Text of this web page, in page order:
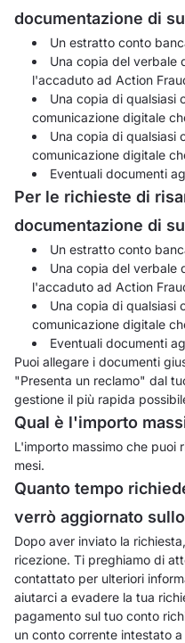
documentazione di
Un estratto conto
Una copia del verbale
l'accaduto ad Action
Una copia di qualsiasi
comunicazione digitale
Una copia di qualsiasi
comunicazione digitale
Eventuali documenti
Per le richieste di
documentazione di
Un estratto conto
Una copia del verbale
l'accaduto ad Action
Una copia di qualsiasi
comunicazione digitale
Eventuali documenti
Puoi allegare i documenti
"Presenta un reclamo" dal
gestione il più rapida
Qual è l'importo
L'importo massimo che puoi
mesi.
Quanto tempo
verrò aggiornato
Dopo aver inviato la
ricezione. Ti preghiamo di
contattato per ulteriori
aiutarci a evadere la tua
pagamento sul tuo conto
un conto corrente intestato